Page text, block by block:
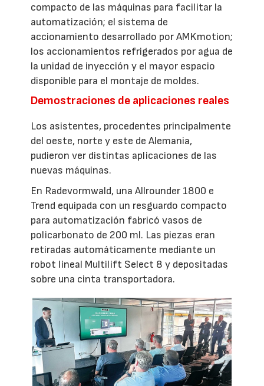
compacto de las máquinas para facilitar la
automatización; el sistema de
accionamiento desarrollado por AMKmotion;
los accionamientos refrigerados por agua de
la unidad de inyección y el mayor espacio
disponible para el montaje de moldes.
Demostraciones de aplicaciones reales
Los asistentes, procedentes principalmente
del oeste, norte y este de Alemania,
pudieron ver distintas aplicaciones de las
nuevas máquinas.
En Radevormwald, una Allrounder 1800 e
Trend equipada con un resguardo compacto
para automatización fabricó vasos de
policarbonato de 200 ml. Las piezas eran
retiradas automáticamente mediante un
robot lineal Multilift Select 8 y depositadas
sobre una cinta transportadora.